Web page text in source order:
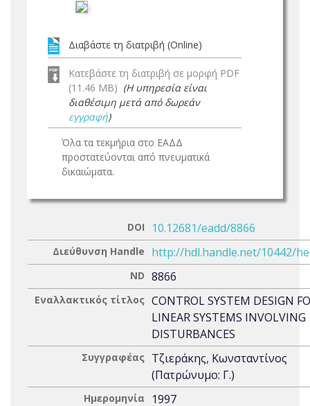
Διαβάστε τη διατριβή (Online)
Κατεβάστε τη διατριβή σε μορφή PDF
(11.46 MB) (Η υπηρεσία είναι
διαθέσιμη μετά από δωρεάν
εγγραφή)
Όλα τα τεκμήρια στο ΕΑΔΔ
προστατεύονται από πνευματικά
δικαιώματα.
DOI 10.12681/eadd/8866
Διεύθυνση Handle http://hdl.handle.net/10442/
ND 8866
Εναλλακτικός τίτλος CONTROL SYSTEM DESIGN
LINEAR SYSTEMS INVOLVING
DISTURBANCES
Συγγραφέας Τζιεράκης, Κωνσταντίνος
(Πατρώνυμο: Γ.)
Ημερομηνία 1997